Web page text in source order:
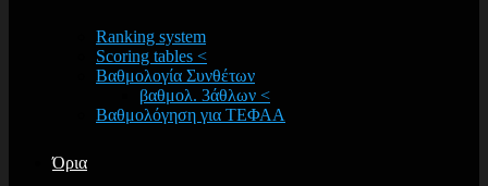
Ranking system
Scoring tables <
Βαθμολογία Συνθέτων
βαθμολ. 3άθλων <
Βαθμολόγηση για ΤΕΦΑΑ
Όρια